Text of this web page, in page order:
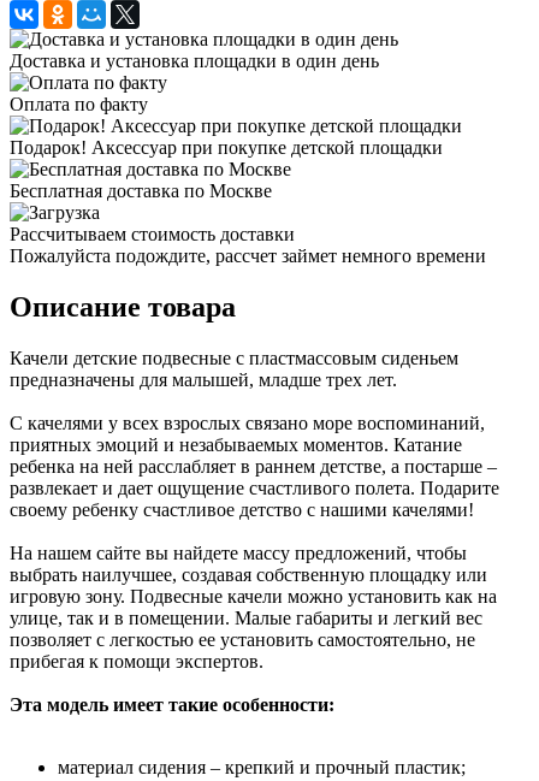
Доставка и установка площадки в один день
Оплата по факту
Подарок! Аксессуар при покупке детской площадки
Бесплатная доставка по Москве
Рассчитываем стоимость доставки
Пожалуйста подождите, рассчет займет немного времени
Описание товара
Качели детские подвесные с пластмассовым сиденьем
предназначены для малышей, младше трех лет.
С качелями у всех взрослых связано море воспоминаний,
приятных эмоций и незабываемых моментов. Катание
ребенка на ней расслабляет в раннем детстве, а постарше –
развлекает и дает ощущение счастливого полета. Подарите
своему ребенку счастливое детство с нашими качелями!
На нашем сайте вы найдете массу предложений, чтобы
выбрать наилучшее, создавая собственную площадку или
игровую зону. Подвесные качели можно установить как на
улице, так и в помещении. Малые габариты и легкий вес
позволяет с легкостью ее установить самостоятельно, не
прибегая к помощи экспертов.
Эта модель имеет такие особенности:
материал сидения – крепкий и прочный пластик;